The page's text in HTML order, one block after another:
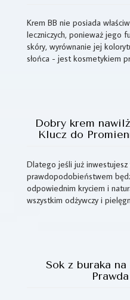
Krem BB nie posiada
leczniczych, ponieważ jego
skóry, wyrównanie jej
słońca - jest kosmetykiem
Dobry krem
Klucz do
Dlatego jeśli już
prawdopodobieństwem
odpowiednim kryciem i
wszystkim odżywczy i
Sok z buraka